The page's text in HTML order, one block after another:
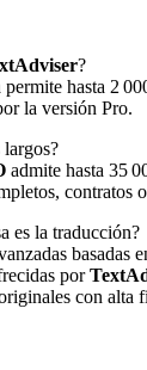
?
hasta 2
la versión Pro.
largos?
admite hasta 35
contratos
es la traducción?
basadas
por
con alta